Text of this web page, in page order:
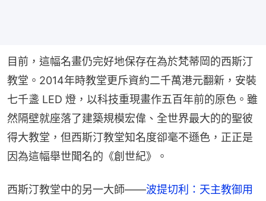
目前，這幅名畫仍完好地保存在為於梵蒂岡的西斯汀
教堂。2014年時教堂更斥資約二千萬港元翻新，安裝
七千盞 LED 燈，以科技重現畫作五百年前的原色。雖
然隔壁就座落了建築規模宏偉、全世界最大的的聖彼
得大教堂，但西斯汀教堂知名度卻毫不遜色，正正是
因為這幅舉世聞名的《創世紀》。
西斯汀教堂中的另一大師——波提切利：天主教御用